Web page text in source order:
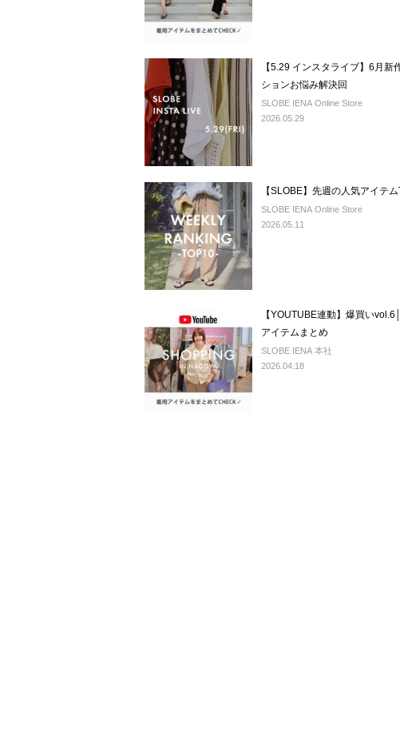
【5.29 インスタライブ】6月新
ションお悩み解決回
SLOBE IENA Online Store
2026.05.29
【SLOBE】先週の人気アイテム
SLOBE IENA Online Store
2026.05.11
【YOUTUBE連動】爆買い
アイテムまとめ
SLOBE IENA 本社
2026.04.18